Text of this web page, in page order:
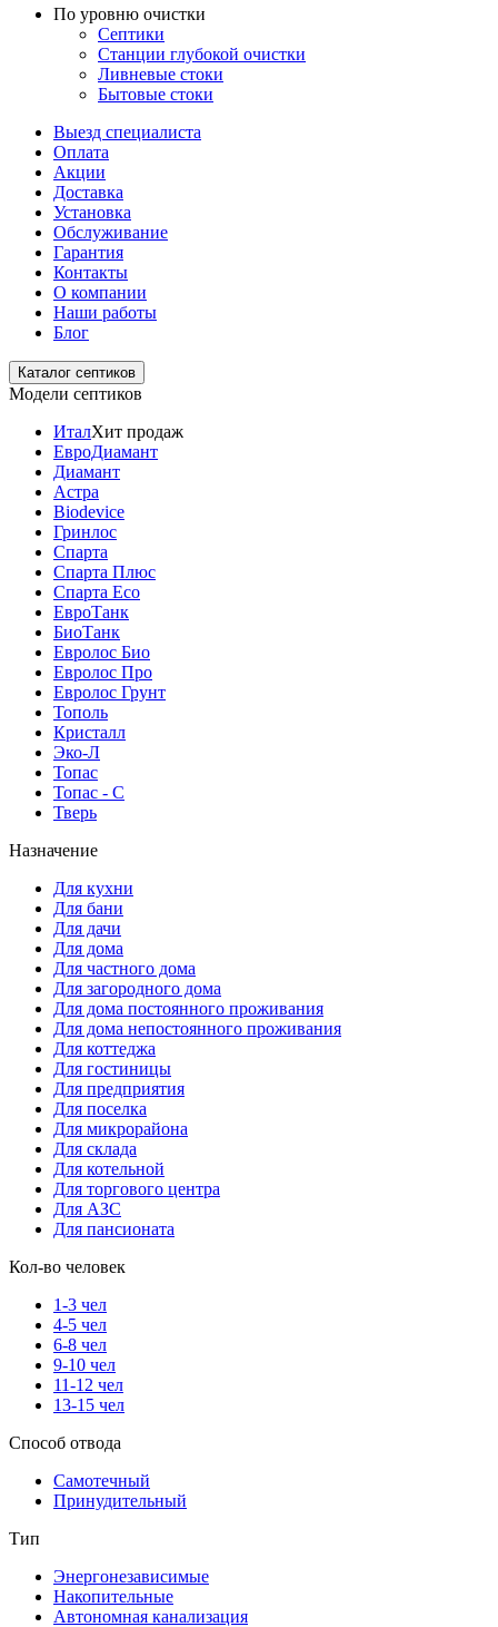
По уровню очистки
Септики
Станции глубокой очистки
Ливневые стоки
Бытовые стоки
Выезд специалиста
Оплата
Акции
Доставка
Установка
Обслуживание
Гарантия
Контакты
О компании
Наши работы
Блог
Каталог септиков
Модели септиков
ИталХит продаж
ЕвроДиамант
Диамант
Астра
Biodevice
Гринлос
Спарта
Спарта Плюс
Спарта Eco
ЕвроТанк
БиоТанк
Евролос Био
Евролос Про
Евролос Грунт
Тополь
Кристалл
Эко-Л
Топас
Топас - С
Тверь
Назначение
Для кухни
Для бани
Для дачи
Для дома
Для частного дома
Для загородного дома
Для дома постоянного проживания
Для дома непостоянного проживания
Для коттеджа
Для гостиницы
Для предприятия
Для поселка
Для микрорайона
Для склада
Для котельной
Для торгового центра
Для АЗС
Для пансионата
Кол-во человек
1-3 чел
4-5 чел
6-8 чел
9-10 чел
11-12 чел
13-15 чел
Способ отвода
Самотечный
Принудительный
Тип
Энергонезависимые
Накопительные
Автономная канализация